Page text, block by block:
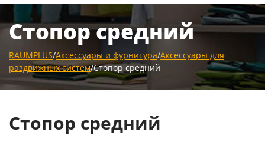
Стопор средний
RAUMPLUS/Аксессуары и фурнитура/Аксессуары для
раздвижных систем/Стопор средний
Стопор средний